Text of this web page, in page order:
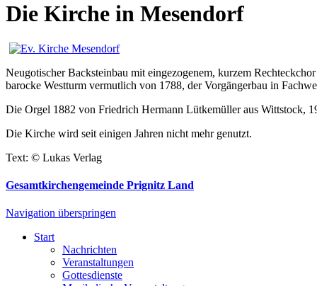
Die Kirche in Mesendorf
Neugotischer Backsteinbau mit eingezogenem, kurzem
barocke Westturm vermutlich von 1788, der Vorgängerbau in
Die Orgel 1882 von Friedrich Hermann Lütkemüller aus Wittstock,
Die Kirche wird seit einigen Jahren nicht mehr genutzt.
Text: © Lukas Verlag
Gesamtkirchengemeinde Prignitz Land
Navigation überspringen
Start
Nachrichten
Veranstaltungen
Gottesdienste